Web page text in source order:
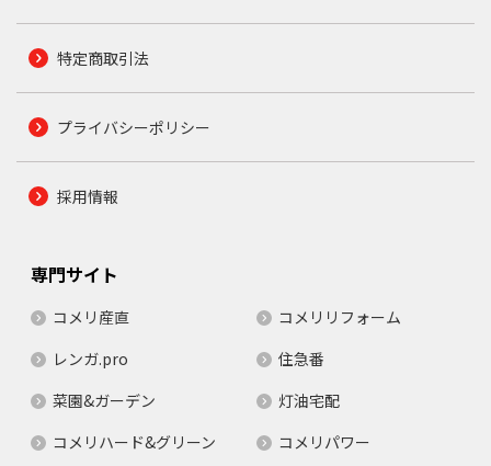
特定商取引法
プライバシーポリシー
採用情報
専門サイト
コメリ産直
コメリリフォーム
レンガ.pro
住急番
菜園&ガーデン
灯油宅配
コメリハード&グリーン
コメリパワー